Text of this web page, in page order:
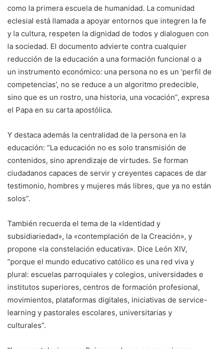
como la primera escuela de humanidad. La comunidad
eclesial está llamada a apoyar entornos que integren la fe
y la cultura, respeten la dignidad de todos y dialoguen con
la sociedad. El documento advierte contra cualquier
reducción de la educación a una formación funcional o a
un instrumento económico: una persona no es un ‘perfil de
competencias’, no se reduce a un algoritmo predecible,
sino que es un rostro, una historia, una vocación”, expresa
el Papa en su carta apostólica.
Y destaca además la centralidad de la persona en la
educación: “La educación no es solo transmisión de
contenidos, sino aprendizaje de virtudes. Se forman
ciudadanos capaces de servir y creyentes capaces de dar
testimonio, hombres y mujeres más libres, que ya no están
solos”.
También recuerda el tema de la «Identidad y
subsidiariedad», la «contemplación de la Creación», y
propone «la constelación educativa». Dice León XIV,
“porque el mundo educativo católico es una red viva y
plural: escuelas parroquiales y colegios, universidades e
institutos superiores, centros de formación profesional,
movimientos, plataformas digitales, iniciativas de service-
learning y pastorales escolares, universitarias y
culturales”.